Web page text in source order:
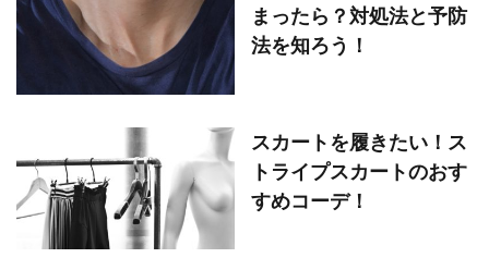
まったら？対処法と予防
法を知ろう！
スカートを履きたい！ス
トライプスカートのおす
すめコーデ！